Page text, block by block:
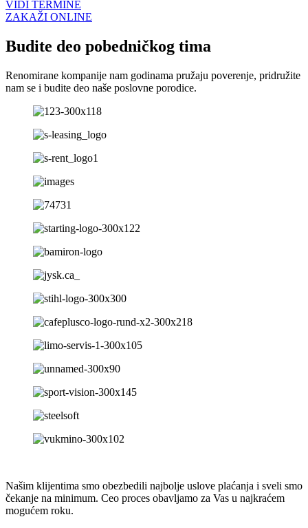
VIDI TERMINE
ZAKAŽI ONLINE
Budite deo pobedničkog tima
Renomirane kompanije nam godinama pružaju poverenje, pridružite
nam se i budite deo naše poslovne porodice.
Našim klijentima smo obezbedili najbolje uslove plaćanja i sveli smo
čekanje na minimum. Ceo proces obavljamo za Vas u najkraćem
mogućem roku.